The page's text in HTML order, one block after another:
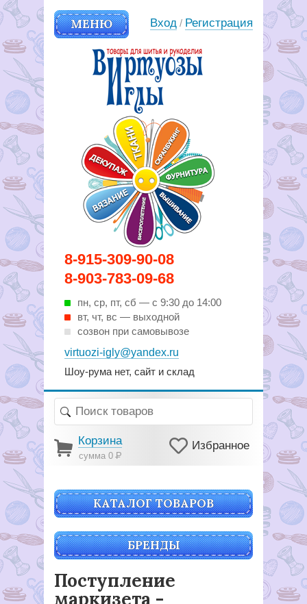
8-915-309-90-08
8-903-783-09-68
пн, ср, пт, cб — с 9:30 до 14:00
вт, чт, вс — выходной
созвон при самовывозе
virtuozi-igly@yandex.ru
Шоу-рума нет, сайт и склад
МЕНЮ
Вирутозы иглы. Товары для
шитья и рукоделья
Вход / Регистрация
Корзина
сумма 0Р
Избранное
КАТАЛОГ ТОВАРОВ
БРЕНДЫ
Поступление
маркизета -